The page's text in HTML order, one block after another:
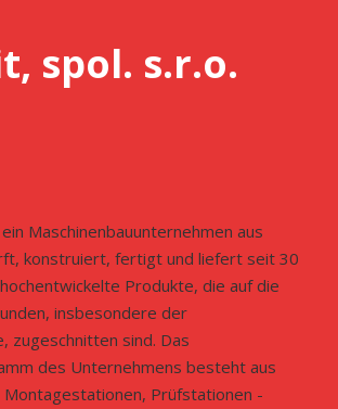
spol. s.r.o.
Maschinenbauunternehmen aus
konstruiert, fertigt und liefert seit 30
Produkte, die auf die
insbesondere der
zugeschnitten sind. Das
des Unternehmens besteht aus
Montagestationen, Prüfstationen -